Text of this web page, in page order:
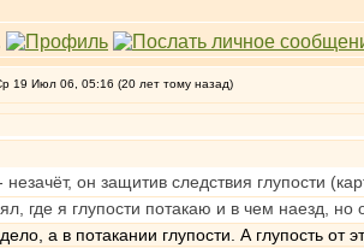
19 Июл 06, 05:16 (20 лет тому назад)
он защитив следствия глупости
где я глупости потакаю и в чем наезд,
а в потакании глупости. А глупость